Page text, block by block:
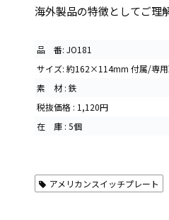
海外製品の特徴としてご理
品 番: JO181
サイズ: 約162×114mm 付属/専用
素 材 : 鉄
税抜価格 : 1,120円
在 庫 : 5個
アメリカンスイッチプレート